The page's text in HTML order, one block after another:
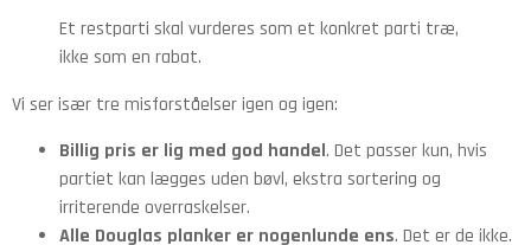
Et restparti skal vurderes som et konkret parti træ,
ikke som en rabat.
Vi ser især tre misforståelser igen og igen:
Billig pris er lig med god handel. Det passer kun, hvis
partiet kan lægges uden bøvl, ekstra sortering og
irriterende overraskelser.
Alle Douglas planker er nogenlunde ens. Det er de ikke.